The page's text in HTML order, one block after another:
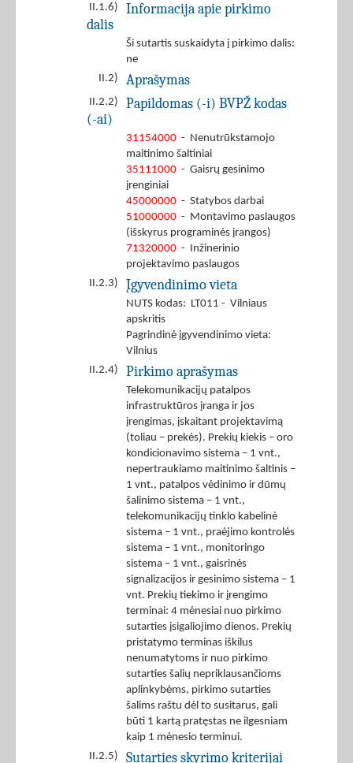
II.1.6)
Informacija apie pirkimo
dalis
Ši sutartis suskaidyta į pirkimo dalis:
ne
II.2)
Aprašymas
II.2.2)
Papildomas (-i) BVPŽ kodas
(-ai)
31154000 - Nenutrūkstamojo
maitinimo šaltiniai
35111000 - Gaisrų gesinimo
įrenginiai
45000000 - Statybos darbai
51000000 - Montavimo paslaugos
(išskyrus programinės įrangos)
71320000 - Inžinerinio
projektavimo paslaugos
II.2.3)
Įgyvendinimo vieta
NUTS kodas: LT011 - Vilniaus
apskritis
Pagrindinė įgyvendinimo vieta:
Vilnius
II.2.4)
Pirkimo aprašymas
Telekomunikacijų patalpos
infrastruktūros įranga ir jos
įrengimas, įskaitant projektavimą
(toliau – prekės). Prekių kiekis – oro
kondicionavimo sistema – 1 vnt.,
nepertraukiamo maitinimo šaltinis –
1 vnt., patalpos vėdinimo ir dūmų
šalinimo sistema – 1 vnt.,
telekomunikacijų tinklo kabelinė
sistema – 1 vnt., praėjimo kontrolės
sistema – 1 vnt., monitoringo
sistema – 1 vnt., gaisrinės
signalizacijos ir gesinimo sistema – 1
vnt. Prekių tiekimo ir įrengimo
terminai: 4 mėnesiai nuo pirkimo
sutarties įsigaliojimo dienos. Prekių
pristatymo terminas iškilus
nenumatytoms ir nuo pirkimo
sutarties šalių nepriklausančioms
aplinkybėms, pirkimo sutarties
šalims raštu dėl to susitarus, gali
būti 1 kartą pratęstas ne ilgesniam
kaip 1 mėnesio terminui.
II.2.5)
Sutarties skyrimo kriterijai